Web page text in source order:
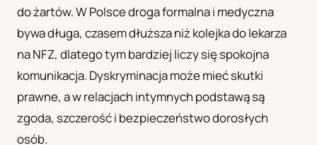
do żartów. W Polsce droga formalna i medyczna
bywa długa, czasem dłuższa niż kolejka do lekarza
na NFZ, dlatego tym bardziej liczy się spokojna
komunikacja. Dyskryminacja może mieć skutki
prawne, a w relacjach intymnych podstawą są
zgoda, szczerość i bezpieczeństwo dorosłych
osób.